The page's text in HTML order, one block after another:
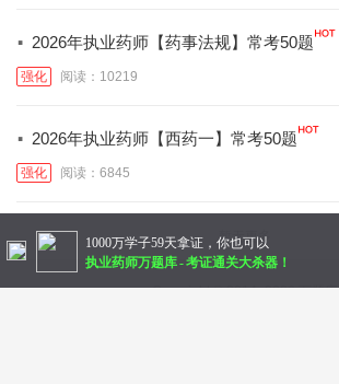
· 2026年执业药师【药事法规】常考50题
强化 阅读：10219
· 2026年执业药师【西药一】常考50题
强化 阅读：6845
暂无更多
Copyright © 2014-2026 万题库
1000万学子59天拿证，你也可以
执业药师万题库-考证通关大杀器！